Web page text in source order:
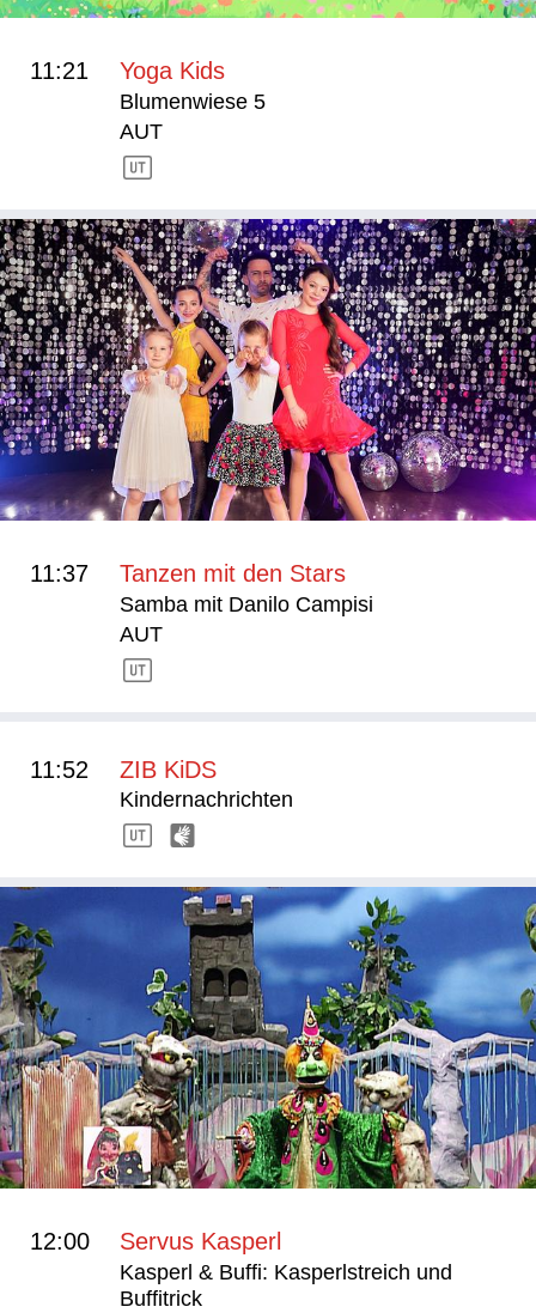
11:21 Yoga Kids
Blumenwiese 5
AUT
11:37 Tanzen mit den Stars
Samba mit Danilo Campisi
AUT
11:52 ZIB KiDS
Kindernachrichten
12:00 Servus Kasperl
Kasperl & Buffi: Kasperlstreich und
Buffitrick